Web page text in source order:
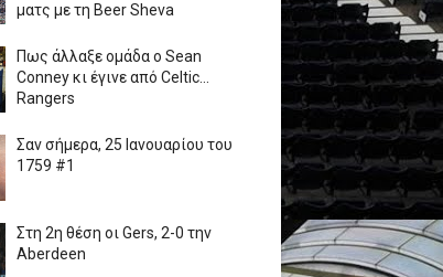
ματς με τη Beer Sheva
Πως άλλαξε ομάδα ο Sean
Conney κι έγινε από Celtic...
Rangers
Σαν σήμερα, 25 Ιανουαρίου του
1759 #1
Στη 2η θέση οι Gers, 2-0 την
Aberdeen